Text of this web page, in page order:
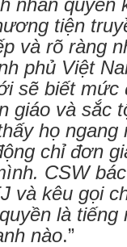
tiện
và rõ ràng
phủ Việt
sẽ biết
giáo và sắc
họ ngang
chỉ đơn
CSW
và kêu gọi
là
nào.”